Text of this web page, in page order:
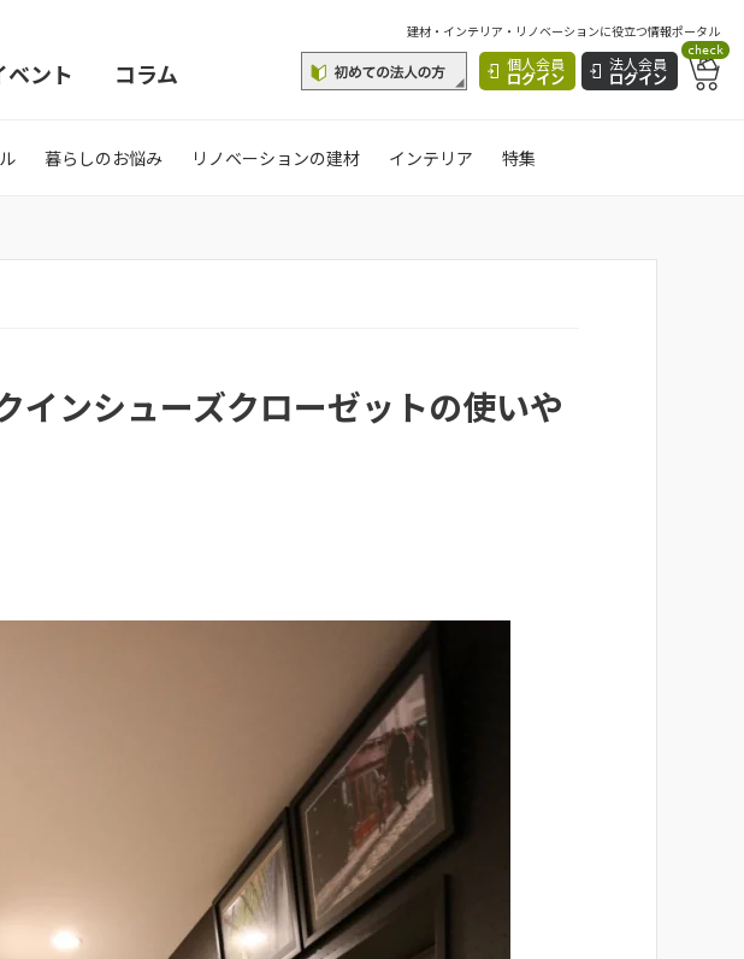
ベント コラム
建材・インテリア・リノベーションに役立つ情報ポータル
個人会員
ログイン
法人会員
ログイン
check
暮らしのお悩み リノベーションの建材 インテリア 特集
インシューズクローゼットの使いや